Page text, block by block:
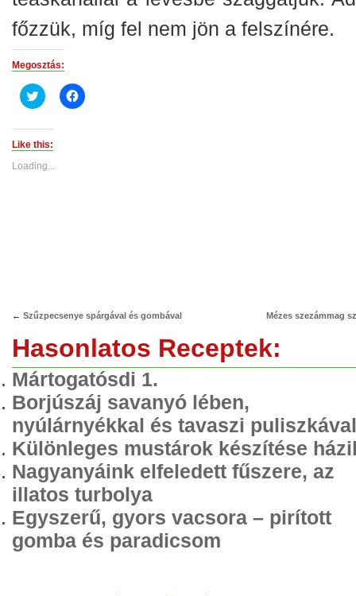
főzzük, míg fel nem jön a felszínére.
Megosztás:
Click
to
(Opens
in
new
Click
to
Like this:
Loading...
← Szűzpecsenye spárgával és gombával Mézes szezámmag
Hasonlatos Receptek:
Mártogatósdi 1.
Borjúszáj savanyó lében,
nyúlárnyékkal és tavaszi puliszkával
Különleges mustárok készítése
Nagyanyáink elfeledett fűszere, az
illatos turbolya
Egyszerű, gyors vacsora – pirított
gomba és paradicsom